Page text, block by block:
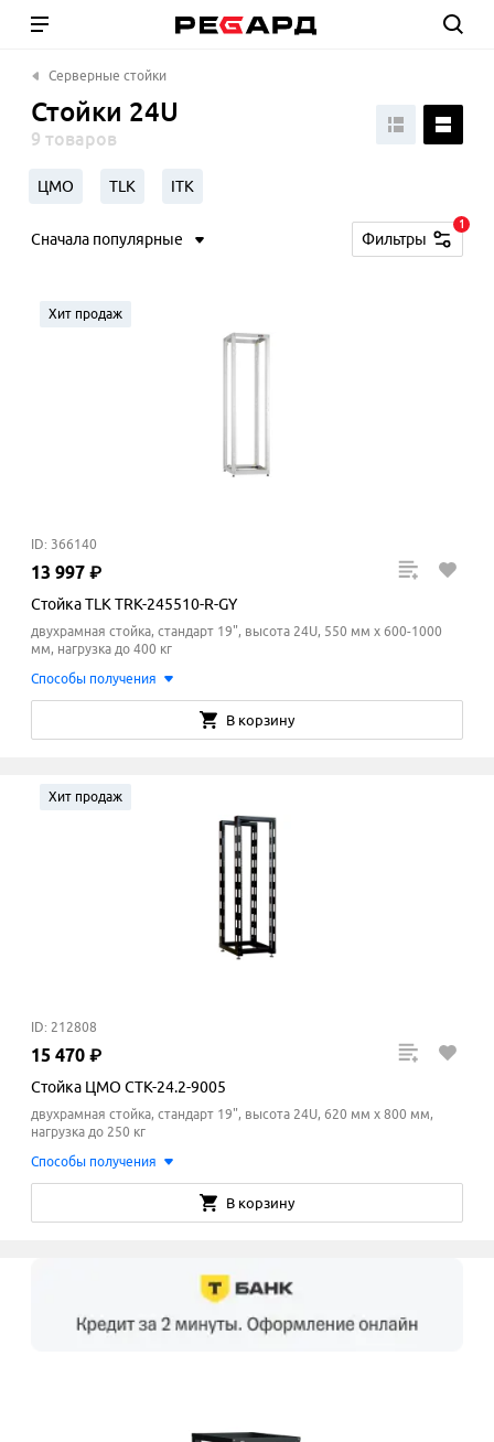
Серверные стойки
Стойки 24U
9 товаров
ЦМО TLK ITK
Сначала популярные Фильтры
1
Хит продаж
ID: 366140
13 997 ₽
Стойка TLK TRK-245510-R-GY
двухрамная стойка, стандарт 19", высота 24U, 550 мм x 600-1000
мм, нагрузка до 400 кг
Способы получения
В корзину
Хит продаж
ID: 212808
15 470 ₽
Стойка ЦМО СТК-24.2-9005
двухрамная стойка, стандарт 19", высота 24U, 620 мм x 800 мм,
нагрузка до 250 кг
Способы получения
В корзину